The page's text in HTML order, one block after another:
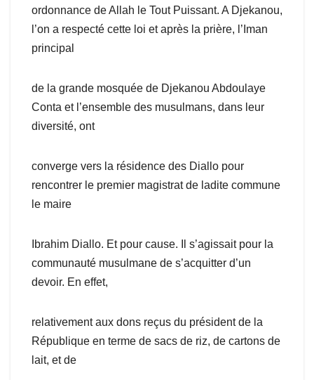
ordonnance de Allah le Tout Puissant. A Djekanou,
l’on a respecté cette loi et après la prière, l’Iman
principal
de la grande mosquée de Djekanou Abdoulaye
Conta et l’ensemble des musulmans, dans leur
diversité, ont
converge vers la résidence des Diallo pour
rencontrer le premier magistrat de ladite commune
le maire
Ibrahim Diallo. Et pour cause. Il s’agissait pour la
communauté musulmane de s’acquitter d’un
devoir. En effet,
relativement aux dons reçus du président de la
République en terme de sacs de riz, de cartons de
lait, et de